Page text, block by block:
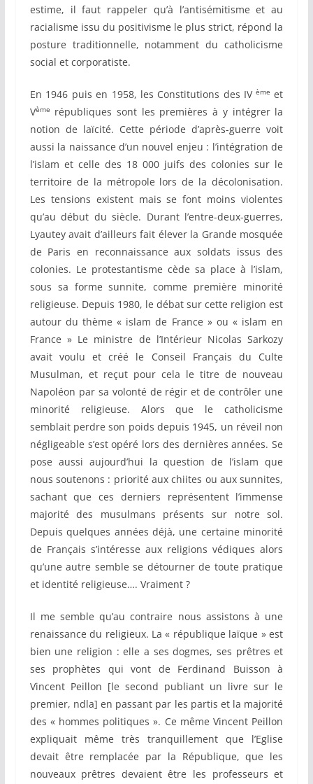
estime, il faut rappeler qu’à l’antisémitisme et au
racialisme issu du positivisme le plus strict, répond la
posture traditionnelle, notamment du catholicisme
social et corporatiste.
En 1946 puis en 1958, les Constitutions des IVème et
Vème républiques sont les premières à y intégrer la
notion de laïcité. Cette période d’après-guerre voit
aussi la naissance d’un nouvel enjeu : l’intégration de
l’islam et celle des 18 000 juifs des colonies sur le
territoire de la métropole lors de la décolonisation.
Les tensions existent mais se font moins violentes
qu’au début du siècle. Durant l’entre-deux-guerres,
Lyautey avait d’ailleurs fait élever la Grande mosquée
de Paris en reconnaissance aux soldats issus des
colonies. Le protestantisme cède sa place à l’islam,
sous sa forme sunnite, comme première minorité
religieuse. Depuis 1980, le débat sur cette religion est
autour du thème « islam de France » ou « islam en
France » Le ministre de l’Intérieur Nicolas Sarkozy
avait voulu et créé le Conseil Français du Culte
Musulman, et reçut pour cela le titre de nouveau
Napoléon par sa volonté de régir et de contrôler une
minorité religieuse. Alors que le catholicisme
semblait perdre son poids depuis 1945, un réveil non
négligeable s’est opéré lors des dernières années. Se
pose aussi aujourd’hui la question de l’islam que
nous soutenons : priorité aux chiites ou aux sunnites,
sachant que ces derniers représentent l’immense
majorité des musulmans présents sur notre sol.
Depuis quelques années déjà, une certaine minorité
de Français s’intéresse aux religions védiques alors
qu’une autre semble se détourner de toute pratique
et identité religieuse…. Vraiment ?
Il me semble qu’au contraire nous assistons à une
renaissance du religieux. La « république laïque » est
bien une religion : elle a ses dogmes, ses prêtres et
ses prophètes qui vont de Ferdinand Buisson à
Vincent Peillon [le second publiant un livre sur le
premier, ndla] en passant par les partis et la majorité
des « hommes politiques ». Ce même Vincent Peillon
expliquait même très tranquillement que l’Eglise
devait être remplacée par la République, que les
nouveaux prêtres devaient être les professeurs et